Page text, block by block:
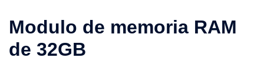
Modulo de memoria RAM
de 32GB